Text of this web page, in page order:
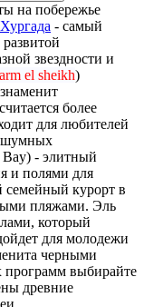
на побережье
Хургада - самый
звездности и
el sheikh)
более
для любителей
шумных
Bay) - элитный
и полями для
семейный курорт в
пляжами. Эль
который
для молодежи
черными
выбирайте
древние